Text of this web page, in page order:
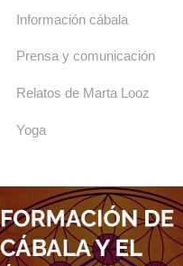
Información cábala
Prensa y comunicación
Relatos de Marta Looz
Yoga